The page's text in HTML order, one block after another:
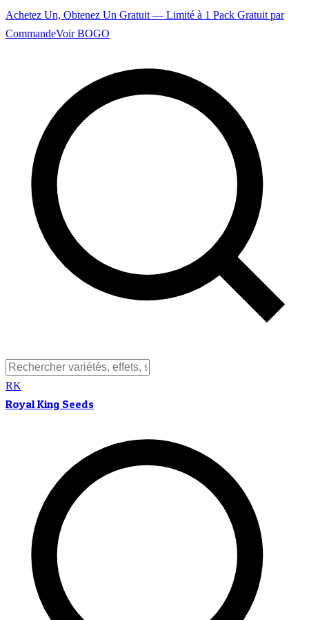
Achetez Un, Obtenez Un Gratuit — Limité à 1 Pack Gratuit par
CommandeVoir BOGO
RK
Royal King Seeds